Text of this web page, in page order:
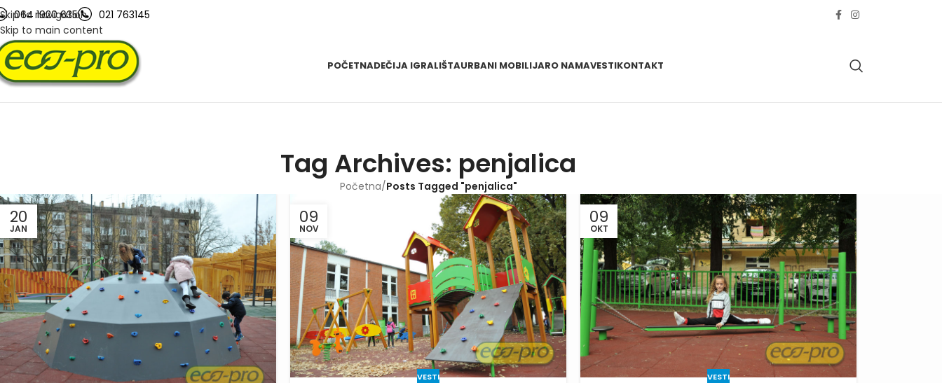
Skip to navigation
Skip to main content
064 1920 635 021 763145
POČETNADEČIJA IGRALIŠTAURBANI MOBILIJARO NAMAVESTIKONTAKT
Tag Archives: penjalica
Početna/Posts Tagged "penjalica"
20
JAN
09
NOV
VESTI
09
OKT
VESTI